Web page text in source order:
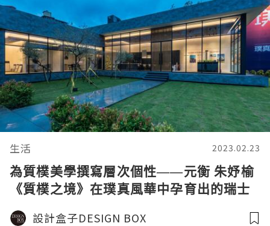
生活 2023.02.23
為質樸美學撰寫層次個性——元衡 朱妤榆
《質樸之境》在璞真風華中孕育出的瑞士
BLT榮譽之作
設計盒子DESIGN BOX